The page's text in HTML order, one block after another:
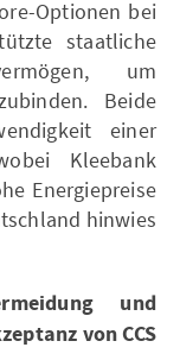
Optionen bei
staatliche
um
Beide
einer
Kleebank
Energiepreise
hinwies.
und
von CCS